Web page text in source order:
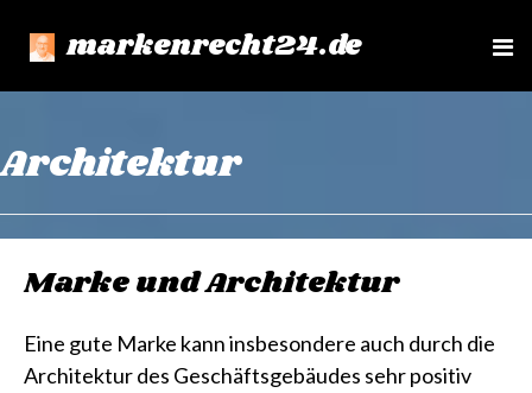
markenrecht24.de
e
Architektur
Marke und Architektur
Eine gute Marke kann insbesondere auch durch die
Architektur des Geschäftsgebäudes sehr positiv